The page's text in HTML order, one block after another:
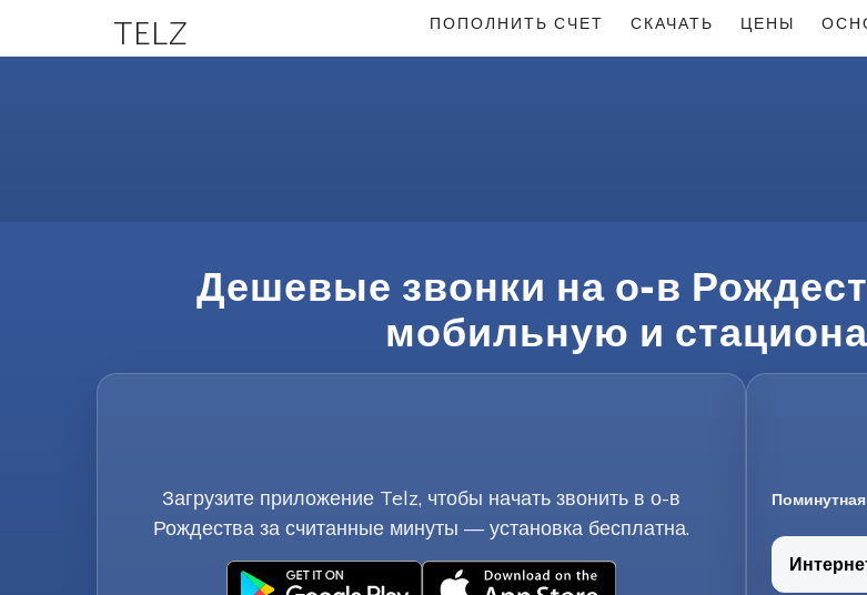
TELZ ПОПОЛНИТЬ СЧЕТ СКАЧАТЬ ЦЕНЫ
Дешевые звонки на о-в
мобильную и
Загрузите приложение Telz, чтобы начать звонить в о-в
Рождества за считанные минуты — установка бесплатна.